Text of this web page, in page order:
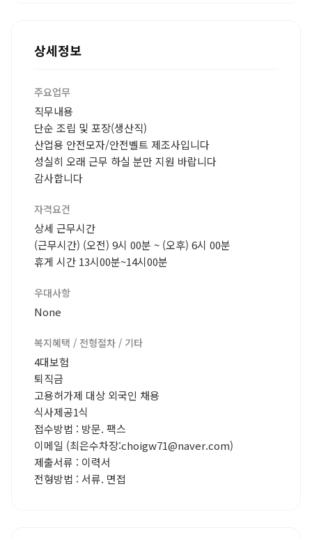
상세정보
주요업무
직무내용
단순 조립 및 포장(생산직)
산업용 안전모자/안전벨트 제조사입니다
성실히 오래 근무 하실 분만 지원 바랍니다
감사합니다
자격요건
상세 근무시간
(근무시간) (오전) 9시 00분 ~ (오후) 6시 00분
휴게 시간 13시00분~14시00분
우대사항
None
복지혜택 / 전형절차 / 기타
4대보험
퇴직금
고용허가제 대상 외국인 채용
식사제공1식
접수방법 : 방문. 팩스
이메일 (최은수차장:choigw71@naver.com)
제출서류 : 이력서
전형방법 : 서류. 면접